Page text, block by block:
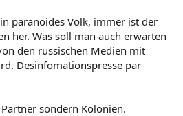
paranoides Volk, immer ist der
her. Was soll man auch erwarten
den russischen Medien mit
Desinfomationspresse par
sondern Kolonien.